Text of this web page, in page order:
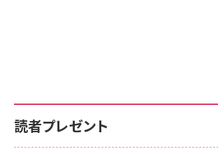
読者プレゼント